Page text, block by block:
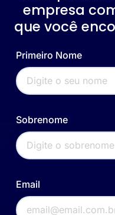
empresa
que você
Primeiro Nome
Sobrenome
Email